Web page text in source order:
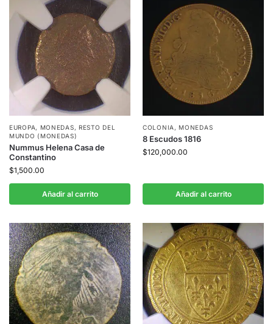
EUROPA, MONEDAS, RESTO DEL
MUNDO (MONEDAS)
Nummus Helena Casa de
Constantino
$1,500.00
Añadir al carrito
COLONIA , MONEDAS
8 Escudos 1816
$120,000.00
Añadir al carrito